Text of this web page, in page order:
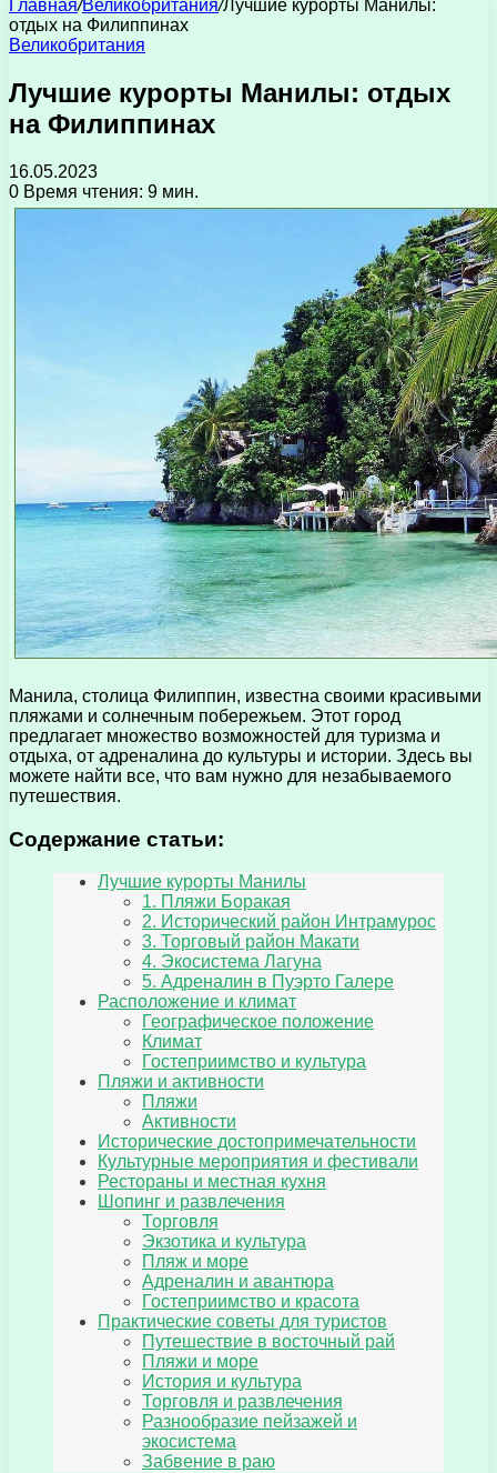
Главная/Великобритания/Лучшие курорты Манилы:
отдых на Филиппинах
Великобритания
Лучшие курорты Манилы: отдых
на Филиппинах
16.05.2023
0 Время чтения: 9 мин.
Манила, столица Филиппин, известна своими красивыми
пляжами и солнечным побережьем. Этот город
предлагает множество возможностей для туризма и
отдыха, от адреналина до культуры и истории. Здесь вы
можете найти все, что вам нужно для незабываемого
путешествия.
Содержание статьи:
Лучшие курорты Манилы
1. Пляжи Боракая
2. Исторический район Интрамурос
3. Торговый район Макати
4. Экосистема Лагуна
5. Адреналин в Пуэрто Галере
Расположение и климат
Географическое положение
Климат
Гостеприимство и культура
Пляжи и активности
Пляжи
Активности
Исторические достопримечательности
Культурные мероприятия и фестивали
Рестораны и местная кухня
Шопинг и развлечения
Торговля
Экзотика и культура
Пляж и море
Адреналин и авантюра
Гостеприимство и красота
Практические советы для туристов
Путешествие в восточный рай
Пляжи и море
История и культура
Торговля и развлечения
Разнообразие пейзажей и
экосистема
Забвение в раю